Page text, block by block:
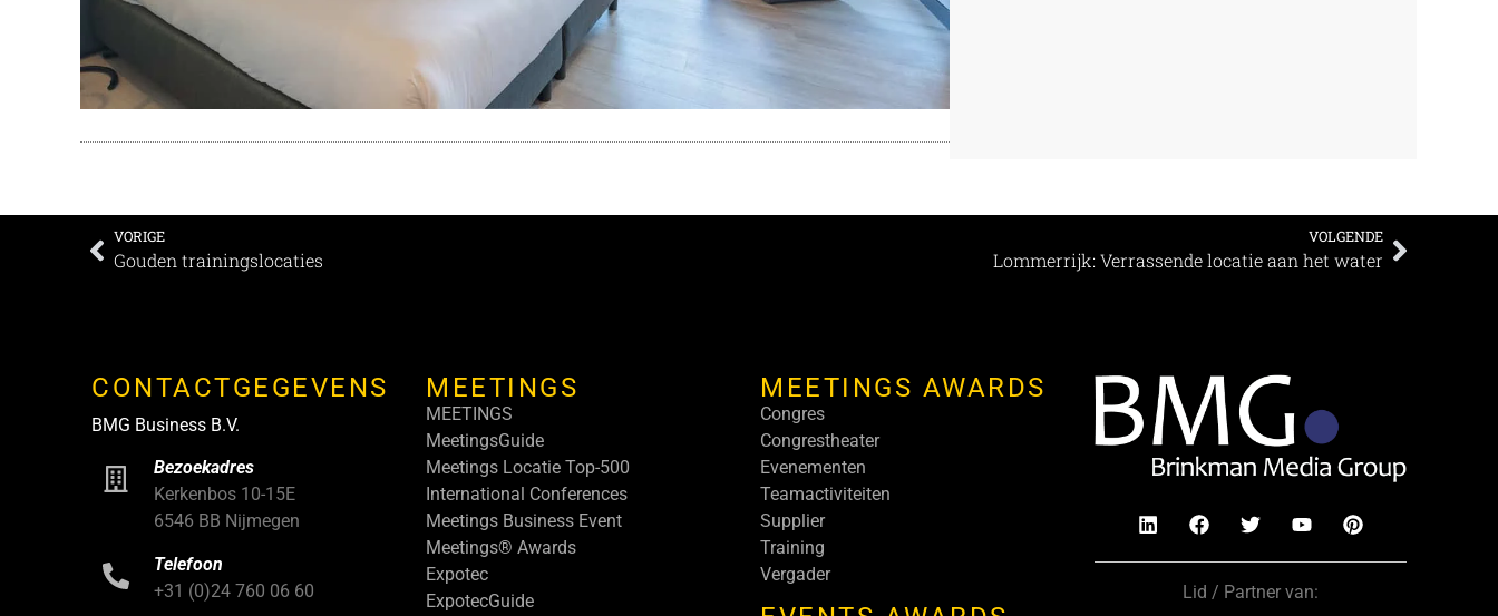
VORIGE
Gouden trainingslocaties
VOLGENDE
Lommerrijk: Verrassende locatie aan het water
CONTACTGEGEVENS
BMG Business B.V.
Bezoekadres
Kerkenbos 10-15E
6546 BB Nijmegen
Telefoon
+31 (0)24 760 06 60
MEETINGS
MEETINGS
MeetingsGuide
Meetings Locatie Top-500
International Conferences
Meetings Business Event
Meetings® Awards
Expotec
ExpotecGuide
MEETINGS AWARDS
Congres
Congrestheater
Evenementen
Teamactiviteiten
Supplier
Training
Vergader
Lid / Partner van: